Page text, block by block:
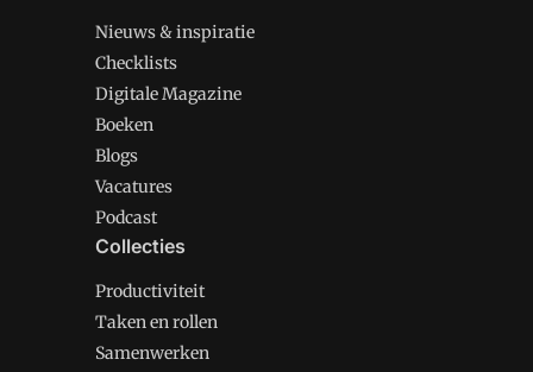
Nieuws & inspiratie
Checklists
Digitale Magazine
Boeken
Blogs
Vacatures
Podcast
Collecties
Productiviteit
Taken en rollen
Samenwerken